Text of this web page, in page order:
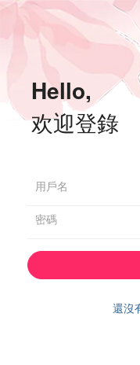
Hello,
欢迎登錄
用戶名
密碼
還沒